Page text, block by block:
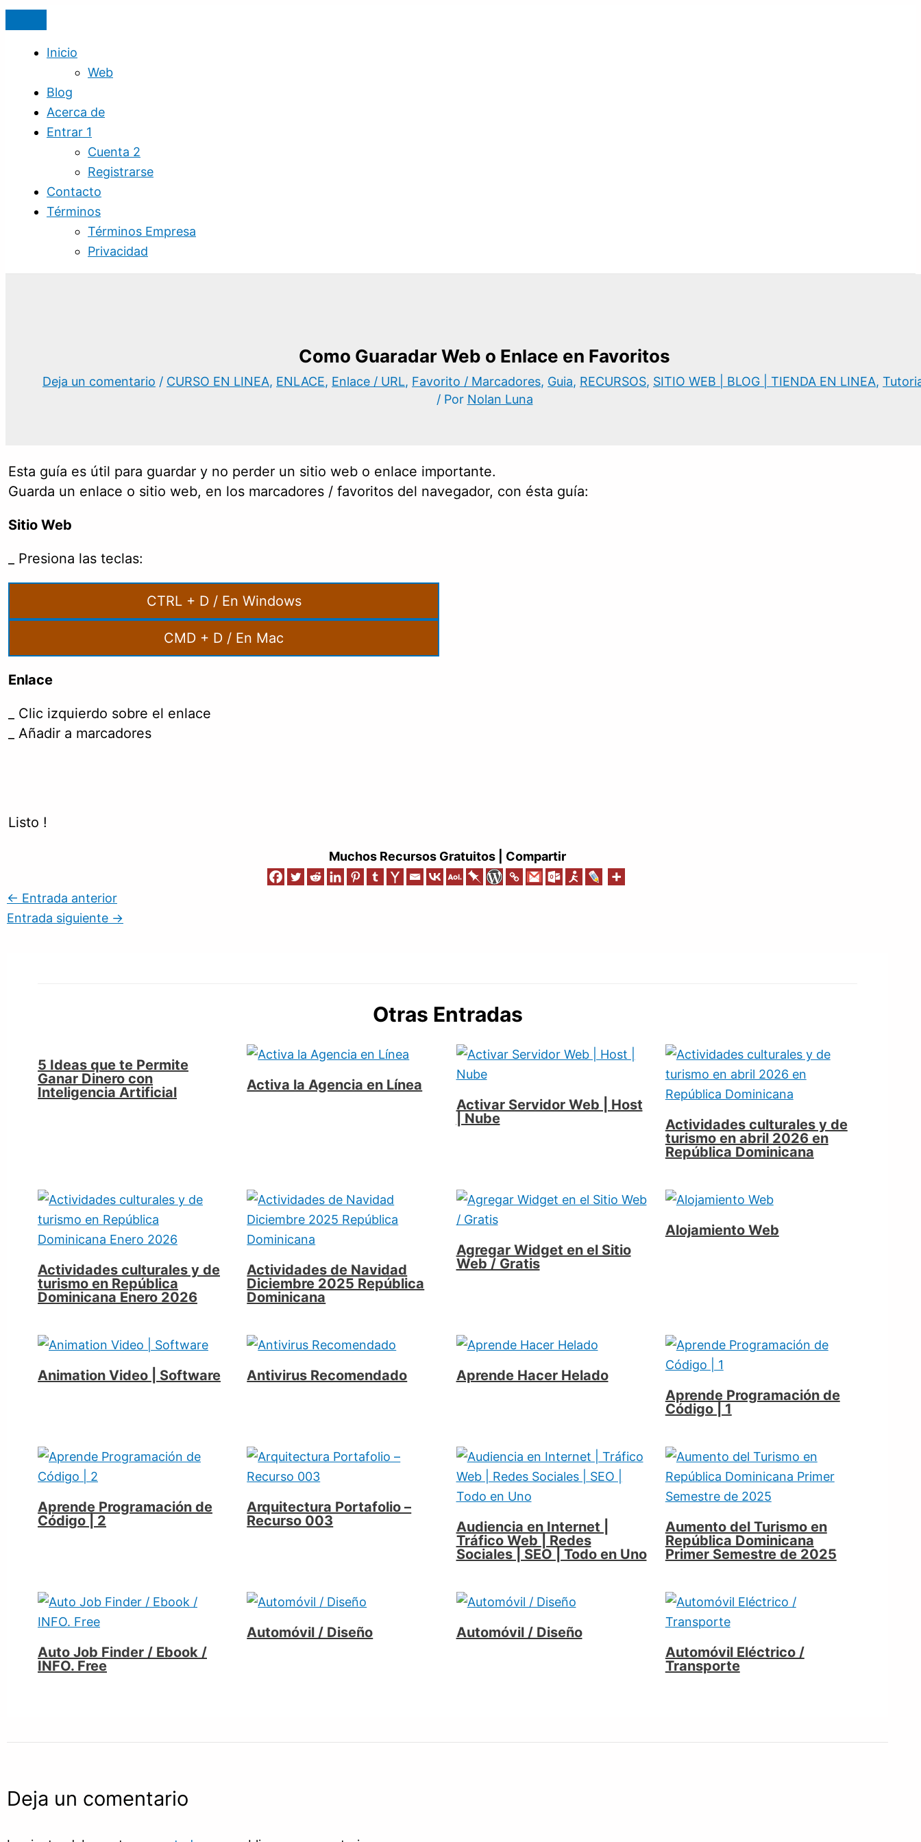
Ir
al
contenido
Inicio
Web
Blog
Acerca de
Entrar 1
Cuenta 2
Registrarse
Contacto
Términos
Términos Empresa
Privacidad
Como Guaradar Web o Enlace en Favoritos
Deja un comentario / CURSO EN LINEA, ENLACE, Enlace / URL, Favorito / Marcadores, Guia, RECURSOS, SITIO WEB | BLOG | TIENDA EN LINEA,
/ Por Nolan Luna
Esta guía es útil para guardar y no perder un sitio web o enlace importante.
Guarda un enlace o sitio web, en los marcadores / favoritos del navegador, con ésta guía:
Sitio Web
_ Presiona las teclas:
CTRL + D / En Windows
CMD + D / En Mac
Enlace
_ Clic izquierdo sobre el enlace
_ Añadir a marcadores
Listo !
Muchos Recursos Gratuitos | Compartir
← Entrada anterior
Entrada siguiente →
Otras Entradas
5 Ideas que te Permite
Ganar Dinero con
Inteligencia Artificial
Activa la Agencia en Línea
Activar Servidor Web | Host
| Nube
Actividades culturales y de
turismo en abril 2026 en
República Dominicana
Actividades culturales y de
turismo en República
Dominicana Enero 2026
Actividades de Navidad
Diciembre 2025 República
Dominicana
Agregar Widget en el Sitio
Web / Gratis
Alojamiento Web
Animation Video | Software Antivirus Recomendado
Aprende Hacer Helado
Aprende Programación de
Código | 1
Aprende Programación de
Código | 2
Arquitectura Portafolio –
Recurso 003
Audiencia en Internet |
Tráfico Web | Redes
Sociales | SEO | Todo en Uno
Aumento del Turismo en
República Dominicana
Primer Semestre de 2025
Auto Job Finder / Ebook /
INFO. Free
Automóvil / Diseño
Automóvil / Diseño
Automóvil Eléctrico /
Transporte
Deja un comentario